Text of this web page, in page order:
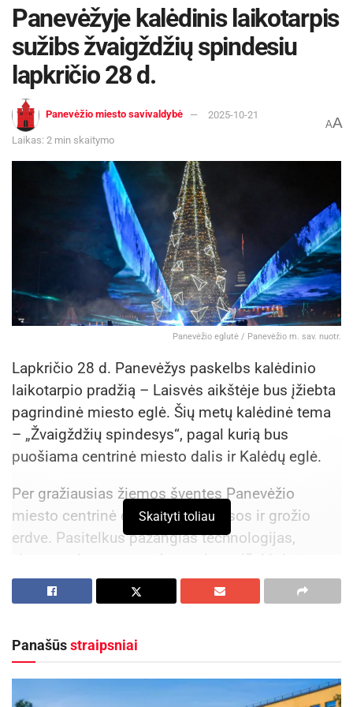
Panevėžyje kalėdinis laikotarpis
sužibs žvaigždžių spindesiu
lapkričio 28 d.
Panevėžio miesto savivaldybė 2025-10-21
Laikas: 2 min skaitymo
AA
Panevėžio eglutė / Panevėžio m. sav. nuotr.
Lapkričio 28 d. Panevėžys paskelbs kalėdinio
laikotarpio pradžią – Laisvės aikštėje bus įžiebta
pagrindinė miesto eglė. Šių metų kalėdinė tema
– „Žvaigždžių spindesys“, pagal kurią bus
puošiama centrinė miesto dalis ir Kalėdų eglė.
Per gražiausias žiemos šventes Panevėžio
miesto centrinė dalis pavirs šviesos ir grožio
erdve. Pasitelkus pažangias technologijas,
visame miesto centre bus sukurta išskirtinė
šventinė atmosfera – pastatus ir dangų nušvies
modernūs lazeriai, įspūdingi šviesos efektai,
šiuolaikišką ir įtraukiantį miesto įvaizdį.
Miesto erdves kalėdinėmis dekoracijomis puoš
Skaityti toliau
Panašūsstraipsniai